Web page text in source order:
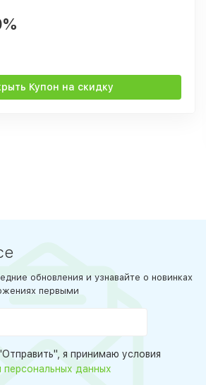
Купон на скидку
обновления и узнавайте о новинках
первыми
я принимаю условия
персональных данных